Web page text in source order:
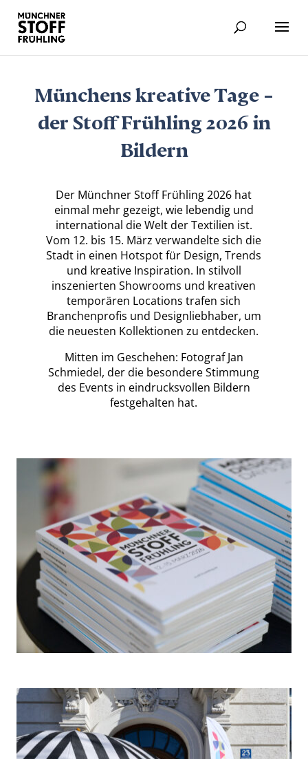
Münchens kreative Tage –
der Stoff Frühling 2026 in
Bildern
Der Münchner Stoff Frühling 2026 hat
einmal mehr gezeigt, wie lebendig und
international die Welt der Textilien ist.
Vom 12. bis 15. März verwandelte sich die
Stadt in einen Hotspot für Design, Trends
und kreative Inspiration. In stilvoll
inszenierten Showrooms und kreativen
temporären Locations trafen sich
Branchenprofis und Designliebhaber, um
die neuesten Kollektionen zu entdecken.
Mitten im Geschehen: Fotograf Jan
Schmiedel, der die besondere Stimmung
des Events in eindrucksvollen Bildern
festgehalten hat.